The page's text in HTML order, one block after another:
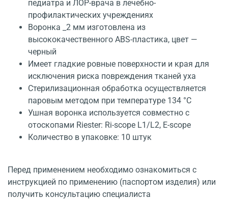
педиатра и ЛОР-врача в лечебно-
профилактических учреждениях
Воронка _2 мм изготовлена из
высококачественного ABS-пластика, цвет —
черный
Имеет гладкие ровные поверхности и края для
исключения риска повреждения тканей уха
Стерилизационная обработка осуществляется
паровым методом при температуре 134 °С
Ушная воронка используется совместно с
отоскопами Riester: Ri-scope L1/L2, E-scope
Количество в упаковке: 10 штук
Перед применением необходимо ознакомиться с
инструкцией по применению (паспортом изделия) или
получить консультацию специалиста